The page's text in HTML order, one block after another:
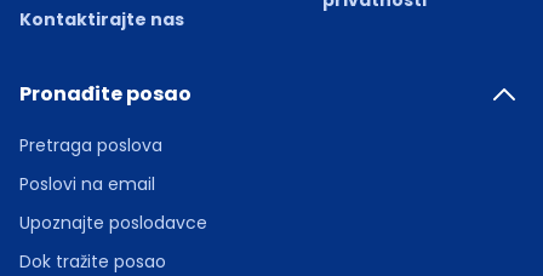
Kontaktirajte nas
Pronađite posao
Pretraga poslova
Poslovi na email
Upoznajte poslodavce
Dok tražite posao